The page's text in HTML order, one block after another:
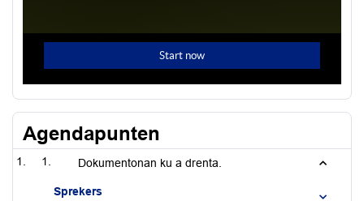
Agendapunten
1. Dokumentonan ku a drenta.
Sprekers